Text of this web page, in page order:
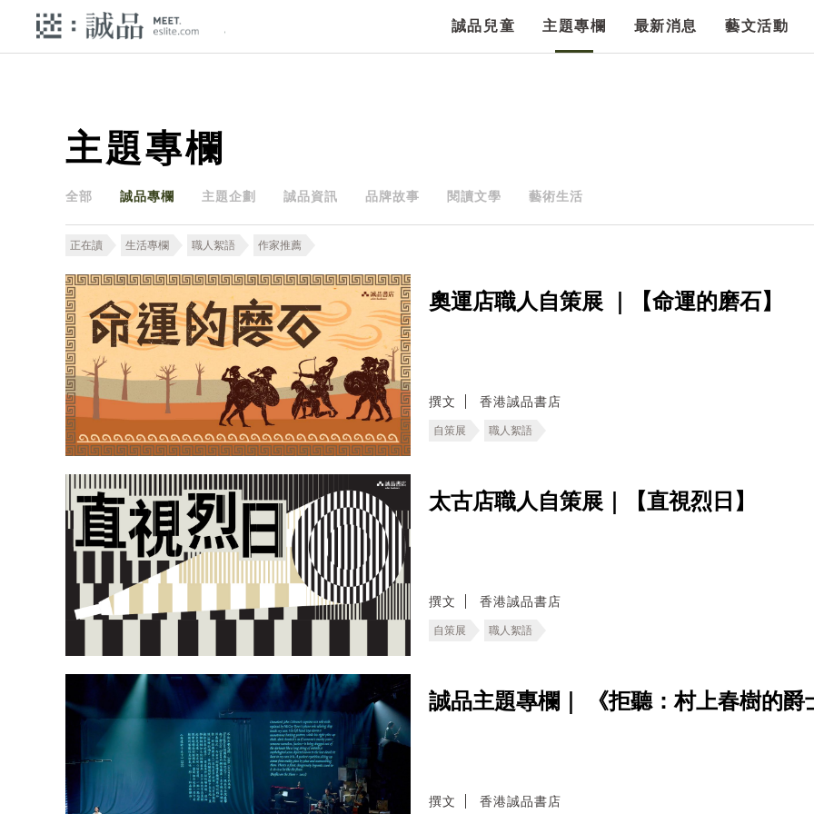
誠品兒童 主題專欄 最新消息 藝文活動
主題專欄
全部 誠品專欄 主題企劃 誠品資訊 品牌故事 閱讀文學 藝術生活
正在讀 生活專欄 職人絮語 作家推薦
奧運店職人自策展 ｜【命運的磨石】
撰文 香港誠品書店
自策展 職人絮語
太古店職人自策展｜【直視烈日】
撰文 香港誠品書店
自策展 職人絮語
誠品主題專欄｜ 《拒聽：村上春樹的爵
撰文 香港誠品書店